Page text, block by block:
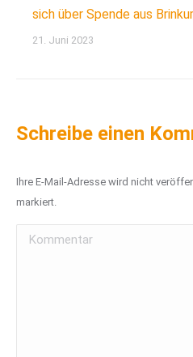
sich über Spende aus
21. Juni 2023
Schreibe einen
Ihre E-Mail-Adresse wird nicht
markiert.
Kommentar